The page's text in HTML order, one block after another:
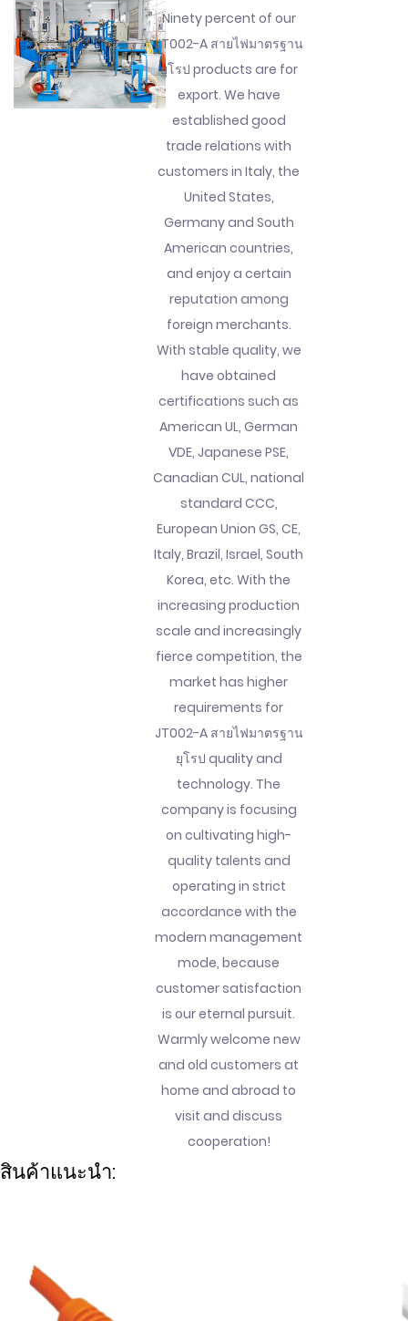
Ninety percent of our
JT002-A สายไฟมาตรฐาน
ยุโรป products are for
export. We have
established good
trade relations with
customers in Italy, the
United States,
Germany and South
American countries,
and enjoy a certain
reputation among
foreign merchants.
With stable quality, we
have obtained
certifications such as
American UL, German
VDE, Japanese PSE,
Canadian CUL, national
standard CCC,
European Union GS, CE,
Italy, Brazil, Israel, South
Korea, etc. With the
increasing production
scale and increasingly
fierce competition, the
market has higher
requirements for
JT002-A สายไฟมาตรฐาน
ยุโรป quality and
technology. The
company is focusing
on cultivating high-
quality talents and
operating in strict
accordance with the
modern management
mode, because
customer satisfaction
is our eternal pursuit.
Warmly welcome new
and old customers at
home and abroad to
visit and discuss
cooperation!
สินค้าแนะนำ: